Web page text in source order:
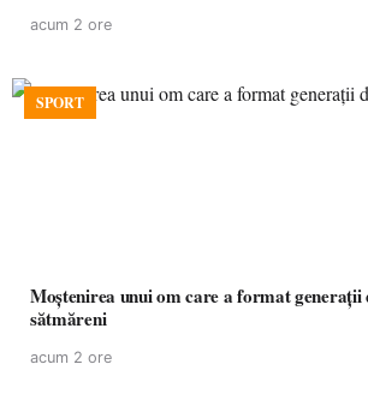
acum 2 ore
SPORT
Moștenirea unui om care a format generații de kaiaciști
sătmăreni
acum 2 ore